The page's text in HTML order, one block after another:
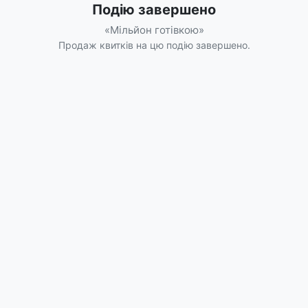
Подію завершено
«Мільйон готівкою»
Продаж квитків на цю подію завершено.